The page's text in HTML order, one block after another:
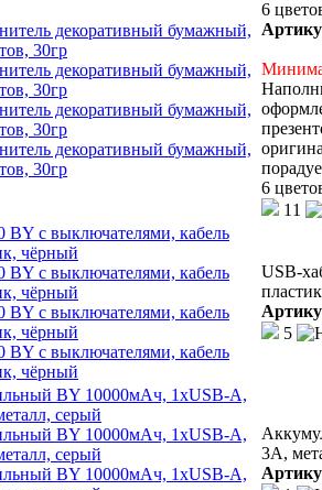
6
6
11
USB-
5
3A,